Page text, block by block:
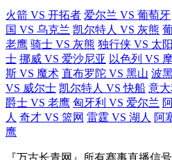
火箭 VS 开拓者 爱尔兰 VS 葡萄牙
国 VS 乌克兰 凯尔特人 VS 灰熊
老鹰 骑士 VS 灰熊 独行侠 VS 太阳
士 挪威 VS 爱沙尼亚 以色列 VS
斯 VS 魔术 直布罗陀 VS 黑山 波
VS 威尔士 凯尔特人 VS 快船 意
爵士 VS 老鹰 匈牙利 VS 爱尔兰
人 奇才 VS 篮网 雷霆 VS 湖人 阿
鹰
『万古长青网』所有赛事直播信